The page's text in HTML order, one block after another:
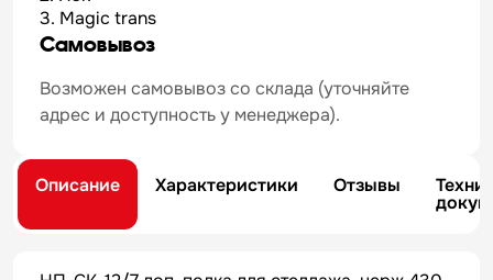
3. Magic trans
Самовывоз
Возможен самовывоз со склада (уточняйте
адрес и доступность у менеджера).
Описание Характеристики Отзывы